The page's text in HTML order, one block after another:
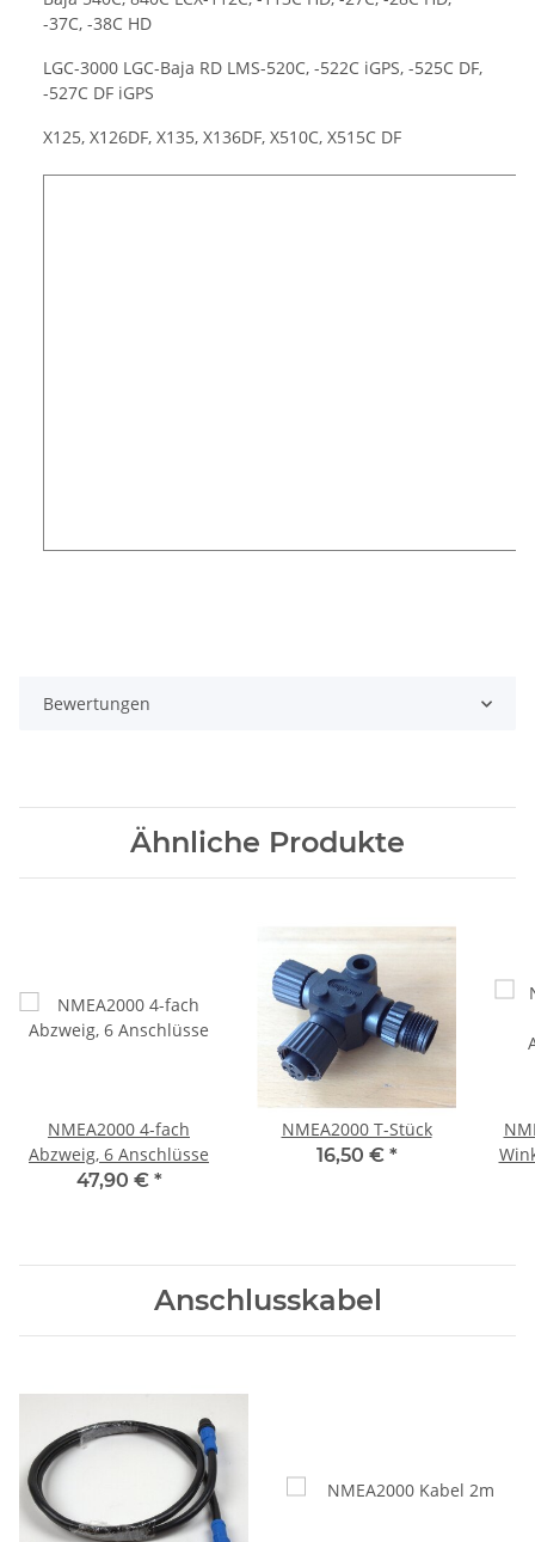
-37C, -38C HD
LGC-3000 LGC-Baja RD LMS-520C, -522C iGPS, -525C DF,
-527C DF iGPS
X125, X126DF, X135, X136DF, X510C, X515C DF
Bewertungen
Ähnliche Produkte
NMEA2000 4-fach
Abzweig, 6 Anschlüsse
47,90 € *
NMEA2000 T-Stück
16,50 € *
Anschlusskabel